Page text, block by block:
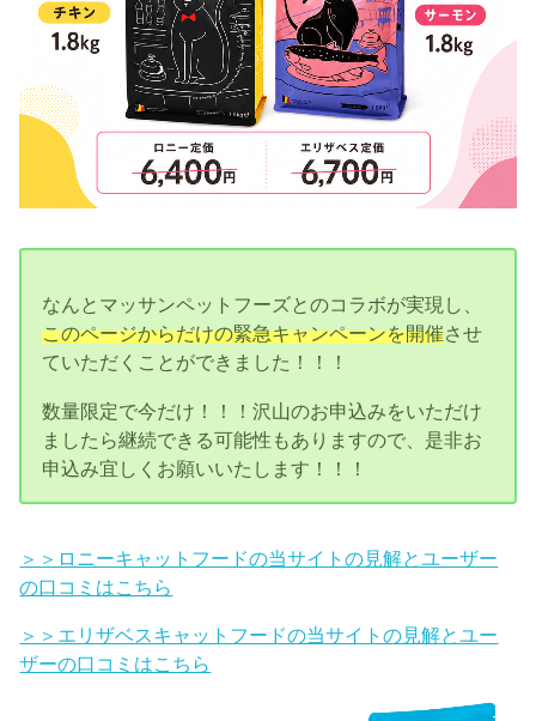
なんとマッサンペットフーズとのコラボが実現し、
このページからだけの緊急キャンペーンを開催させ
ていただくことができました！！！
数量限定で今だけ！！！沢山のお申込みをいただけ
ましたら継続できる可能性もありますので、是非お
申込み宜しくお願いいたします！！！
＞＞ロニーキャットフードの当サイトの見解とユーザー
の口コミはこちら
＞＞エリザベスキャットフードの当サイトの見解とユー
ザーの口コミはこちら